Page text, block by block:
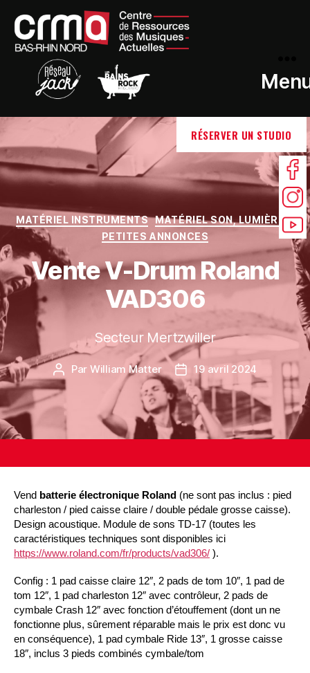
RÉSERVER UN STUDIO
MATÉRIEL INSTRUMENTS MATÉRIEL SON, LUMIÈRE...
PETITES ANNONCES
Vente V-Drum Roland
VAD306
Secteur Mertzwiller
Par William Matter 19 avril 2024
Vend batterie électronique Roland (ne sont pas inclus : pied
charleston / pied caisse claire / double pédale grosse caisse).
Design acoustique. Module de sons TD-17 (toutes les
caractéristiques techniques sont disponibles ici
https://www.roland.com/fr/products/vad306/ ).
Config : 1 pad caisse claire 12″, 2 pads de tom 10″, 1 pad de
tom 12″, 1 pad charleston 12″ avec contrôleur, 2 pads de
cymbale Crash 12″ avec fonction d’étouffement (dont un ne
fonctionne plus, sûrement réparable mais le prix est donc vu
en conséquence), 1 pad cymbale Ride 13″, 1 grosse caisse
18″, inclus 3 pieds combinés cymbale/tom